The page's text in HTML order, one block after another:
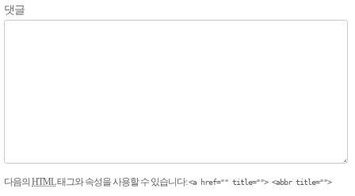
댓글
다음의 HTML태그와 속성을 사용할 수 있습니다:<a href="" title=""> <abbr title="">